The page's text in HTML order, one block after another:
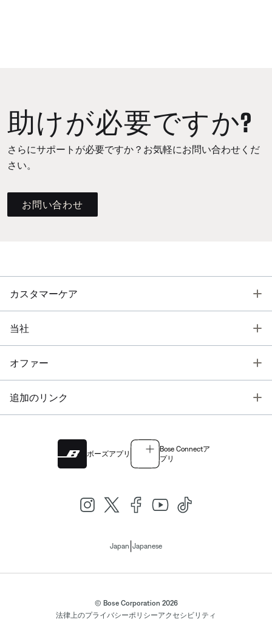
助けが必要ですか?
さらにサポートが必要ですか？お気軽にお問い合わせくだ
さい。
お問い合わせ
カスタマーケア
当社
オファー
追加のリンク
ボーズアプリ
Bose Connectア
プリ
Japan Japanese
© Bose Corporation 2026
法律上のプライバシーポリシーアクセシビリティ